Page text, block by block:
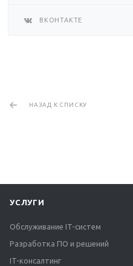
ВКОНТАКТЕ
НАЗАД К СПИСКУ
УСЛУГИ
Обслуживание IT-систем
Разработка ПО и решений
IT-консалтинг